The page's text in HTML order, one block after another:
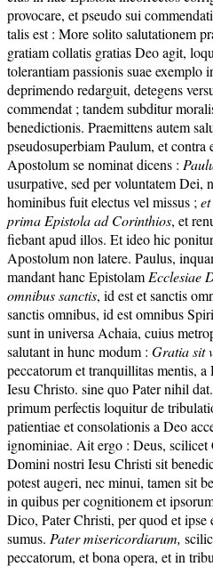
provocare, et pseudo sui
talis est : More solito salutationem
gratiam collatis gratias Deo agit,
tolerantiam passionis suae exemplo
deprimendo redarguit, detegens
commendat ; tandem subditur
benedictionis. Praemittens autem
pseudosuperbiam Paulum, et
Apostolum se nominat dicens :
usurpative, sed per voluntatem Dei,
hominibus fuit electus vel missus ;
prima Epistola ad Corinthios, et
fiebant apud illos. Et ideo hic
Apostolum non latere. Paulus,
mandant hanc Epistolam Ecclesiae
omnibus sanctis, id est et sanctis
sanctis omnibus, id est omnibus
sunt in universa Achaia, cuius
salutant in hunc modum : Gratia sit
peccatorum et tranquillitas mentis,
Iesu Christo. sine quo Pater nihil
primum perfectis loquitur de
patientiae et consolationis a Deo
ignominiae. Ait ergo : Deus, scilicet
Domini nostri Iesu Christi sit
potest augeri, nec minui, tamen sit
in quibus per cognitionem et
Dico, Pater Christi, per quod et
sumus. Pater misericordiarum,
peccatorum, et bona opera, et in